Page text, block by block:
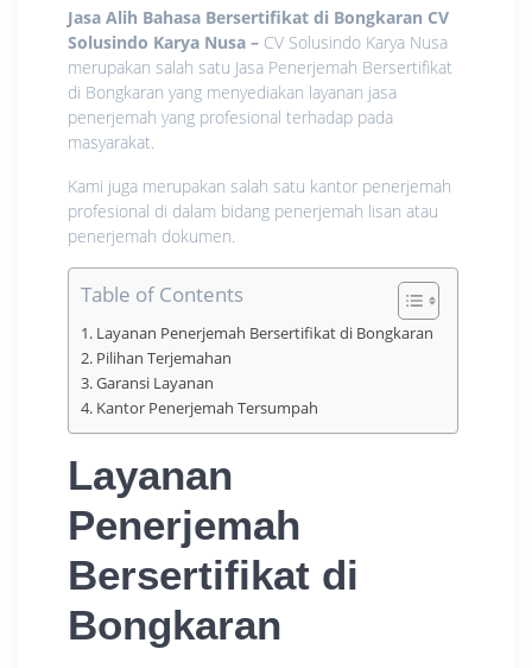
Jasa Alih Bahasa Bersertifikat di Bongkaran CV
Solusindo Karya Nusa – CV Solusindo Karya Nusa
merupakan salah satu Jasa Penerjemah Bersertifikat
di Bongkaran yang menyediakan layanan jasa
penerjemah yang profesional terhadap pada
masyarakat.
Kami juga merupakan salah satu kantor penerjemah
profesional di dalam bidang penerjemah lisan atau
penerjemah dokumen.
Table of Contents
Layanan Penerjemah Bersertifikat di Bongkaran
Pilihan Terjemahan
Garansi Layanan
Kantor Penerjemah Tersumpah
Layanan
Penerjemah
Bersertifikat di
Bongkaran